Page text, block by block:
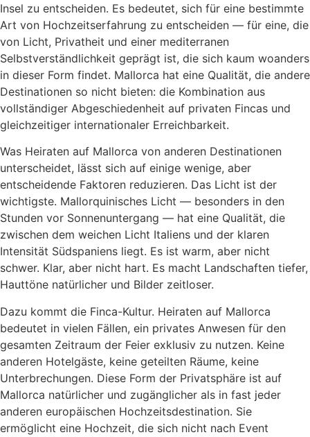
Insel zu entscheiden. Es bedeutet, sich für eine bestimmte
Art von Hochzeitserfahrung zu entscheiden — für eine, die
von Licht, Privatheit und einer mediterranen
Selbstverständlichkeit geprägt ist, die sich kaum woanders
in dieser Form findet. Mallorca hat eine Qualität, die andere
Destinationen so nicht bieten: die Kombination aus
vollständiger Abgeschiedenheit auf privaten Fincas und
gleichzeitiger internationaler Erreichbarkeit.
Was Heiraten auf Mallorca von anderen Destinationen
unterscheidet, lässt sich auf einige wenige, aber
entscheidende Faktoren reduzieren. Das Licht ist der
wichtigste. Mallorquinisches Licht — besonders in den
Stunden vor Sonnenuntergang — hat eine Qualität, die
zwischen dem weichen Licht Italiens und der klaren
Intensität Südspaniens liegt. Es ist warm, aber nicht
schwer. Klar, aber nicht hart. Es macht Landschaften tiefer,
Hauttöne natürlicher und Bilder zeitloser.
Dazu kommt die Finca-Kultur. Heiraten auf Mallorca
bedeutet in vielen Fällen, ein privates Anwesen für den
gesamten Zeitraum der Feier exklusiv zu nutzen. Keine
anderen Hotelgäste, keine geteilten Räume, keine
Unterbrechungen. Diese Form der Privatsphäre ist auf
Mallorca natürlicher und zugänglicher als in fast jeder
anderen europäischen Hochzeitsdestination. Sie
ermöglicht eine Hochzeit, die sich nicht nach Event